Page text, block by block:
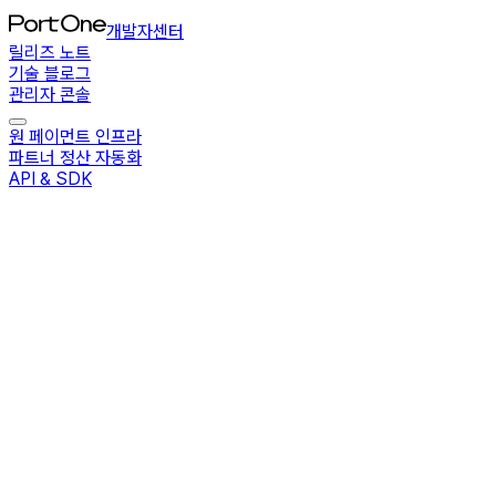
개발자센터
릴리즈 노트
기술 블로그
관리자 콘솔
원 페이먼트 인프라
파트너 정산 자동화
API & SDK